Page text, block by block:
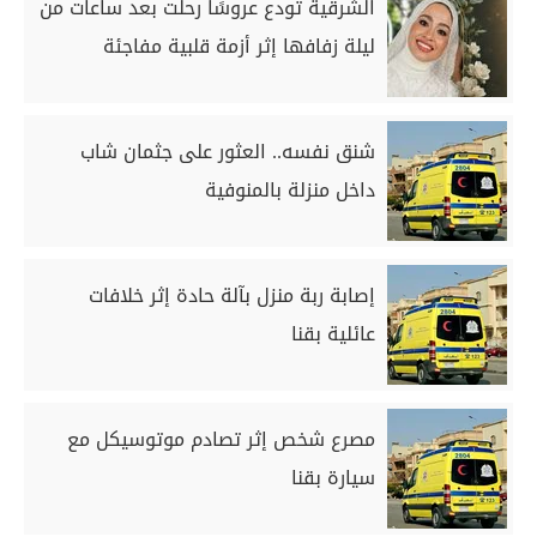
الشرقية تودع عروسًا رحلت بعد ساعات من
ليلة زفافها إثر أزمة قلبية مفاجئة
شنق نفسه.. العثور على جثمان شاب
داخل منزلة بالمنوفية
إصابة ربة منزل بآلة حادة إثر خلافات
عائلية بقنا
مصرع شخص إثر تصادم موتوسيكل مع
سيارة بقنا